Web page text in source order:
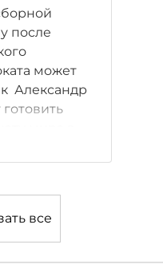
после
может
Александр
все